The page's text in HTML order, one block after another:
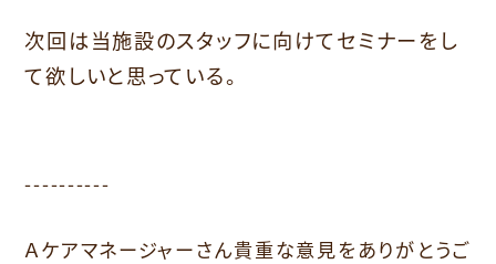
次回は当施設のスタッフに向けてセミナーをし
て欲しいと思っている。
----------
Ａケアマネージャーさん貴重な意見をありがとうご